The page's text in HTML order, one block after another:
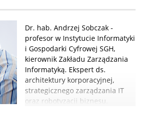
Dr. hab. Andrzej Sobczak -
profesor w Instytucie Informatyki
i Gospodarki Cyfrowej SGH,
kierownik Zakładu Zarządzania
Informatyką. Ekspert ds.
architektury korporacyjnej,
strategicznego zarządzania IT
oraz robotyzacji biznesu.